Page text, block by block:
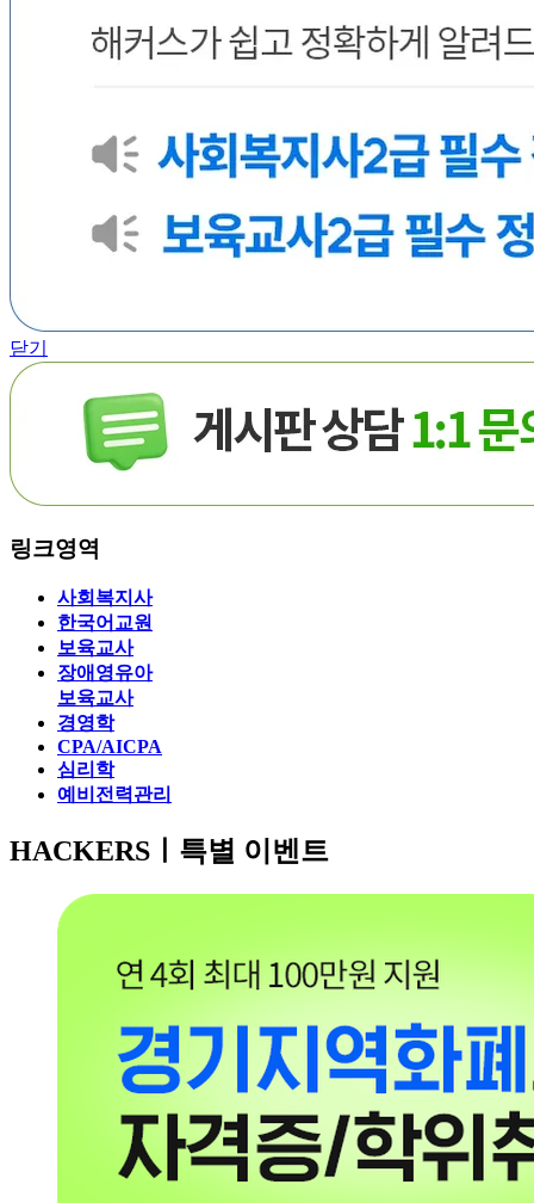
닫기
링크영역
사회복지사
한국어교원
보육교사
장애영유아
보육교사
경영학
CPA/AICPA
심리학
예비전력관리
HACKERSㅣ 특별 이벤트